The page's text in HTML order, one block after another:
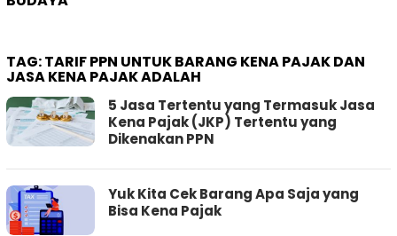
TAG:TARIF PPN UNTUK BARANG KENA PAJAK DAN
JASA KENA PAJAK ADALAH
5 Jasa Tertentu yang Termasuk Jasa
Kena Pajak (JKP) Tertentu yang
Dikenakan PPN
Yuk Kita Cek Barang Apa Saja yang
Bisa Kena Pajak